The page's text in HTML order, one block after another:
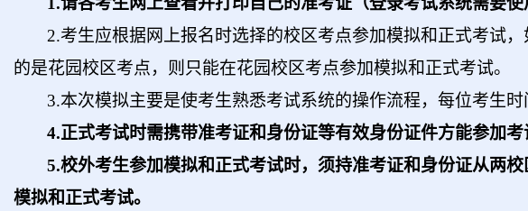
2.考生应根据网上报名时选择的校区考点参加模拟和正式考试
的是花园校区考点，则只能在花园校区考点参加模拟和正式考试。
3.本次模拟主要是使考生熟悉考试系统的操作流程，每位考生时
4.正式考试时需携带准考证和身份证等有效身份证件方能参加考
5.校外考生参加模拟和正式考试时，须持准考证和身份证从两
模拟和正式考试。